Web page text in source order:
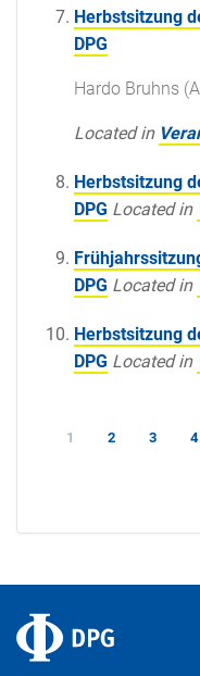
Herbstsitzung
DPG
Hardo Bruhns
Located in
Herbstsitzung
DPG Located in
DPG Located in
Herbstsitzung
DPG Located in
1 2 3 4